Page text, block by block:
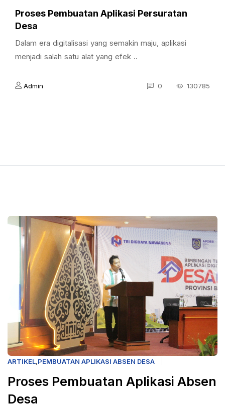
Proses Pembuatan Aplikasi Persuratan
Desa
Dalam era digitalisasi yang semakin maju, aplikasi
menjadi salah satu alat yang efek ..
Admin 0 130785
ARTIKEL,PEMBUATAN APLIKASI ABSEN DESA
Proses Pembuatan Aplikasi Absen
Desa